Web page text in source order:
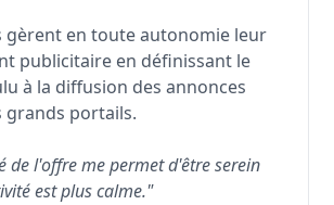
gèrent en toute autonomie leur
publicitaire en définissant le
à la diffusion des annonces
grands portails.
de l'offre me permet d'être serein
est plus calme."